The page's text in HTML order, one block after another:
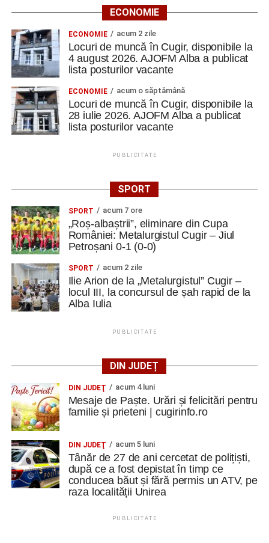
ECONOMIE
ECONOMIE acum 2 zile
Locuri de muncă în Cugir, disponibile la
4 august 2026. AJOFM Alba a publicat
lista posturilor vacante
ECONOMIE acum o săptămână
Locuri de muncă în Cugir, disponibile la
28 iulie 2026. AJOFM Alba a publicat
lista posturilor vacante
PUBLICITATE
SPORT
SPORT acum 7 ore
„Roș-albaștrii”, eliminare din Cupa
României: Metalurgistul Cugir – Jiul
Petroșani 0-1 (0-0)
SPORT acum 2 zile
Ilie Arion de la „Metalurgistul” Cugir –
locul III, la concursul de șah rapid de la
Alba Iulia
PUBLICITATE
DIN JUDEȚ
DIN JUDEŢ acum 4 luni
Mesaje de Paște. Urări și felicitări pentru
familie și prieteni | cugirinfo.ro
DIN JUDEŢ acum 5 luni
Tânăr de 27 de ani cercetat de polițiști,
după ce a fost depistat în timp ce
conducea băut și fără permis un ATV, pe
raza localității Unirea
PUBLICITATE